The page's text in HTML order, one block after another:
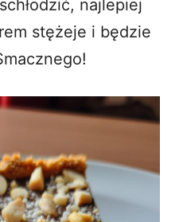
najlepiej
stężeje i będzie